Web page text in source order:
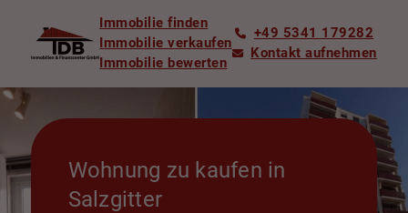
Immobilie finden
Immobilie verkaufen
Immobilie bewerten
+49 5341 179282
Kontakt aufnehmen
Wohnung zu kaufen in
Salzgitter